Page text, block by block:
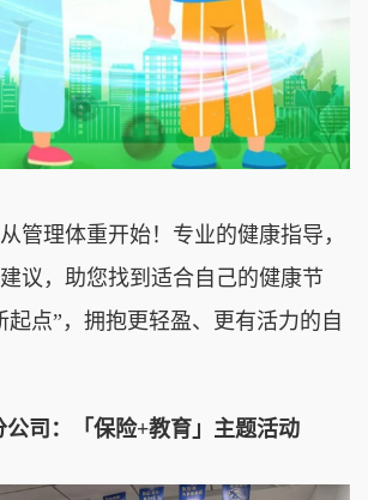
管理体重开始！专业的健康指导，
议，助您找到适合自己的健康节
起点”，拥抱更轻盈、更有活力的自
公司：「保险+教育」主题活动